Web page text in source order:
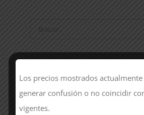
Alta Visibilidad
Los precios mostrados
generar confusión o no coincidir
vigentes.